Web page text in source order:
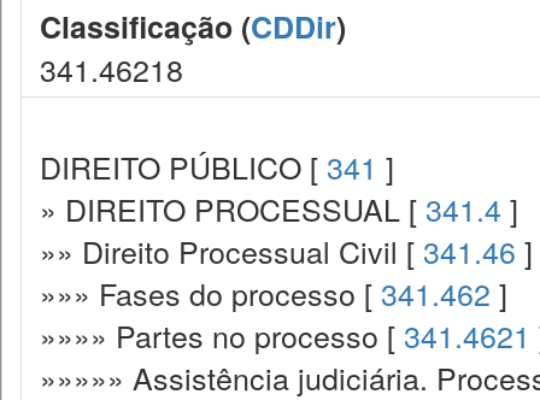
Classificação (CDDir)
341.46218
DIREITO PÚBLICO [ 341 ]
» DIREITO PROCESSUAL [ 341.4 ]
»» Direito Processual Civil [ 341.46 ]
»»» Fases do processo [ 341.462 ]
»»»» Partes no processo [ 341.4621
»»»»» Assistência judiciária.